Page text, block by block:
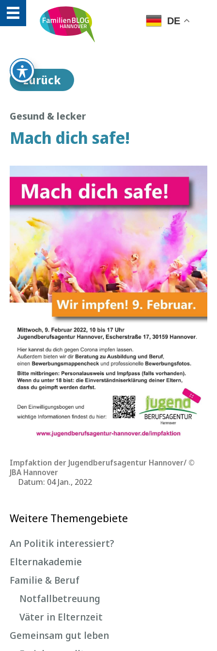
DE
zurück
Gesund & lecker
Mach dich safe!
Impfaktion der Jugendberufsagentur Hannover/ ©
JBA Hannover
Datum: 04 Jan., 2022
Weitere Themengebiete
An Politik interessiert?
Elternakademie
Familie & Beruf
Notfallbetreuung
Väter in Elternzeit
Gemeinsam gut leben